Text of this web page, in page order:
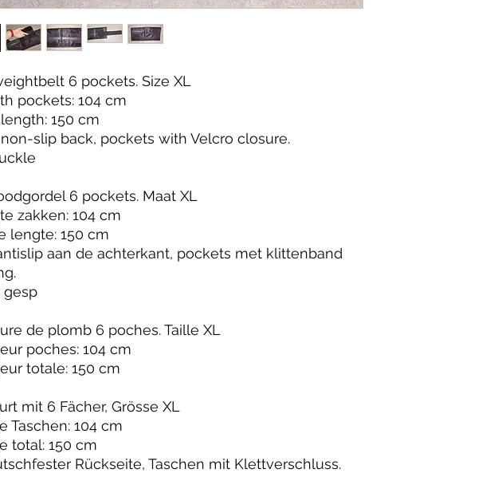
6 pockets. Size XL
pockets: 104 cm
150 cm
slip back, pockets with Velcro closure.
6 pockets. Maat XL
zakken: 104 cm
lengte: 150 cm
aan de achterkant, pockets met klittenband
gesp
de plomb 6 poches. Taille XL
poches: 104 cm
totale: 150 cm
mit 6 Fächer, Grösse XL
Taschen: 104 cm
total: 150 cm
Rückseite, Taschen mit Klettverschluss.